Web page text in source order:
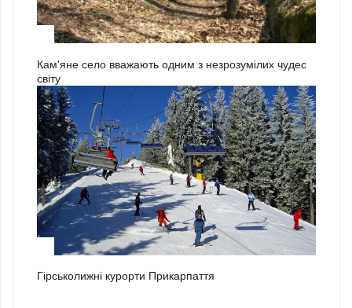
Кам'яне село вважають одним з незрозумілих чудес
світу
Гірськолижні курорти Прикарпаття